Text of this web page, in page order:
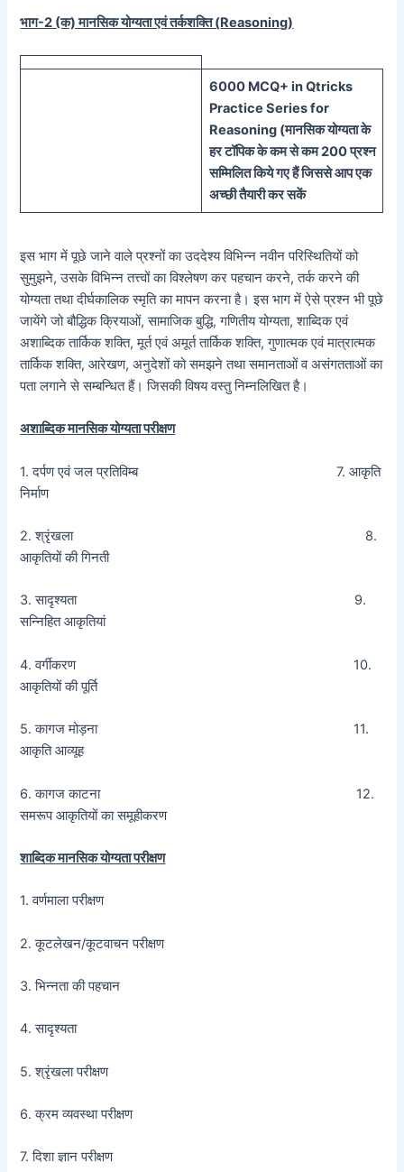
भाग-2 (क) मानसिक योग्यता एवं तर्कशक्ति (Reasoning)
6000 MCQ+ inQtricks
Practice Seriesfor
Reasoning (मानसिकयोग्यता के
हर टॉपिक के कम से कम 200 प्रश्न
सम्मिलित किये गए हैं जिससे आप एक
अच्छी तैयारी कर सकें
इस भाग में पूछे जाने वाले प्रश्नों का उददेश्य विभिन्न नवीन परिस्थितियों को
सुमुझने, उसके विभिन्न तत्त्वों का विश्लेषण कर पहचान करने, तर्क करने की
योग्यता तथा दीर्घकालिक स्मृति का मापन करना है। इस भाग में ऐसे प्रश्न भी पूछे
जायेंगे जो बौद्धिक क्रियाओं, सामाजिक बुद्धि, गणितीय योग्यता, शाब्दिक एवं
अशाब्दिक तार्किक शक्ति, मूर्त एवं अमूर्त तार्किक शक्ति, गुणात्मक एवं मात्रात्मक
तार्किक शक्ति, आरेखण, अनुदेशों को समझने तथा समानताओं व असंगतताओं का
पता लगाने से सम्बन्धित हैं। जिसकी विषय वस्तु निम्नलिखित है।
अशाब्दिक मानसिक योग्यता परीक्षण
1. दर्पण एवं जल प्रतिविम्ब 7. आकृति
निर्माण
2. श्रृंखला 8.
आकृतियों की गिनती
3. सादृश्यता 9.
सन्निहित आकृतियां
4. वर्गीकरण 10.
आकृतियों की पूर्ति
5. कागज मोड़ना 11.
आकृति आव्यूह
6. कागज काटना 12.
समरूप आकृतियों का समूहीकरण
शाब्दिक मानसिक योग्यता परीक्षण
1. वर्णमाला परीक्षण
2. कूटलेखन/कूटवाचन परीक्षण
3. भिन्नता की पहचान
4. सादृश्यता
5. श्रृंखला परीक्षण
6. क्रम व्यवस्था परीक्षण
7. दिशा ज्ञान परीक्षण